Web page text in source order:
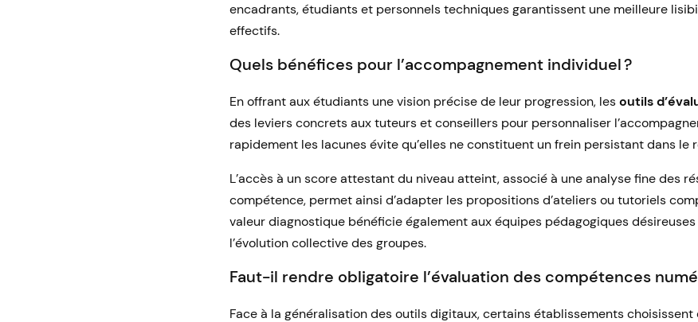
encadrants, étudiants et personnels techniques garantissent une meilleure
effectifs.
Quels bénéfices pour l’accompagnement individuel ?
En offrant aux étudiants une vision précise de leur progression, lesoutils
des leviers concrets aux tuteurs et conseillers pour personnaliser
rapidement les lacunes évite qu’elles ne constituent un frein persistant dans le
L’accès à un score attestant du niveau atteint, associé à une analyse fine des
compétence, permet ainsi d’adapter les propositions d’ateliers ou tutoriels
valeur diagnostique bénéficie également aux équipes pédagogiques
l’évolution collective des groupes.
Faut-il rendre obligatoire l’évaluation des compétences
Face à la généralisation des outils digitaux, certains établissements